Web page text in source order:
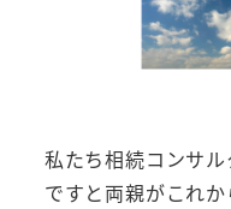
私たち相続コンサ
ですと両親がこれ